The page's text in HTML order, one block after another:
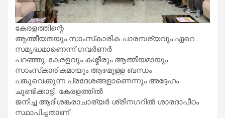
കേരളത്തിന്റെ
ആത്മീയതയും സാംസ്‌കാരിക പാരമ്പര്യവും ഏറെ
സമൃദ്ധമാണെന്ന് ഗവര്‍ണര്‍
പറഞ്ഞു. കേരളവും കശ്മീരും ആത്മീയമായും
സാംസ്‌കാരികമായും ആഴമുള്ള ബന്ധം
പങ്കുവെക്കുന്ന പ്രദേശങ്ങളാണെന്നും അദ്ദേഹം
ചൂണ്ടിക്കാട്ടി. കേരളത്തില്‍
ജനിച്ച ആദിശങ്കരാചാര്യര്‍ ശ്രീനഗറില്‍ ശാരദാപീഠം
സ്ഥാപിച്ചതാണ്